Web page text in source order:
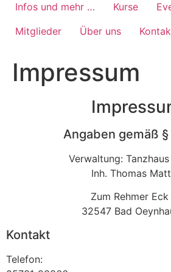
Infos und mehr … Kurse
Mitglieder
Über uns
Impressum
Angaben gemäß §
Verwaltung:
Inh. Thomas
Zum Rehmer Eck
32547 Bad
Kontakt
Telefon: